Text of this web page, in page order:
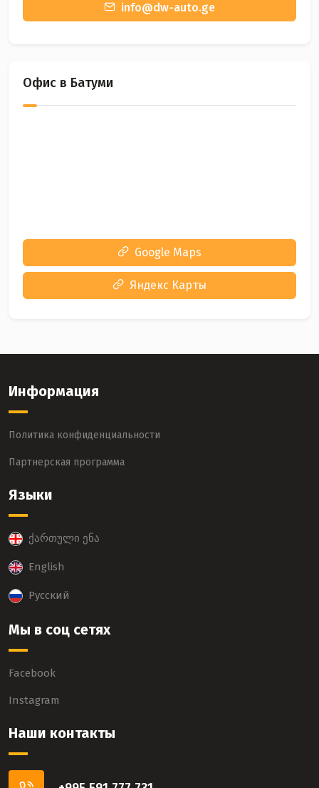
info@dw-auto.ge
Офис в Батуми
Google Maps
Яндекс Карты
Информация
Политика конфиденциальности
Партнерская программа
Языки
ქართული ენა
English
Русский
Мы в соц сетях
Facebook
Instagram
Наши контакты